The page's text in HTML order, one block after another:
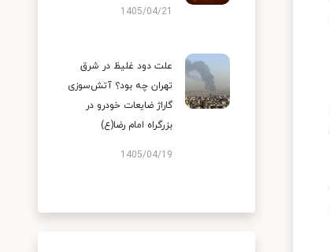
1405/04/21
علت دود غلیظ در شرق
تهران چه بود؟ آتش‌سوزی
گاراژ ضایعات خودرو در
بزرگراه امام رضا(ع)
1405/04/19